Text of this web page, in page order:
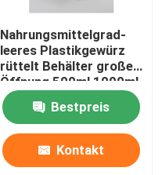
Nahrungsmittelgrad-
leeres Plastikgewürz
rüttelt Behälter großer
Öffnung 500ml 1000ml
Plastik
Bestpreis
Kontakt